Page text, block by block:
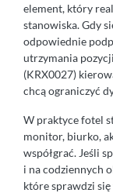
element, który
stanowiska. Gdy
odpowiednie
utrzymania
(KRX0027)
chcą ograniczyć
W praktyce fotel
monitor, biurko,
współgrać. Jeśli
i na codziennych
które sprawdzi